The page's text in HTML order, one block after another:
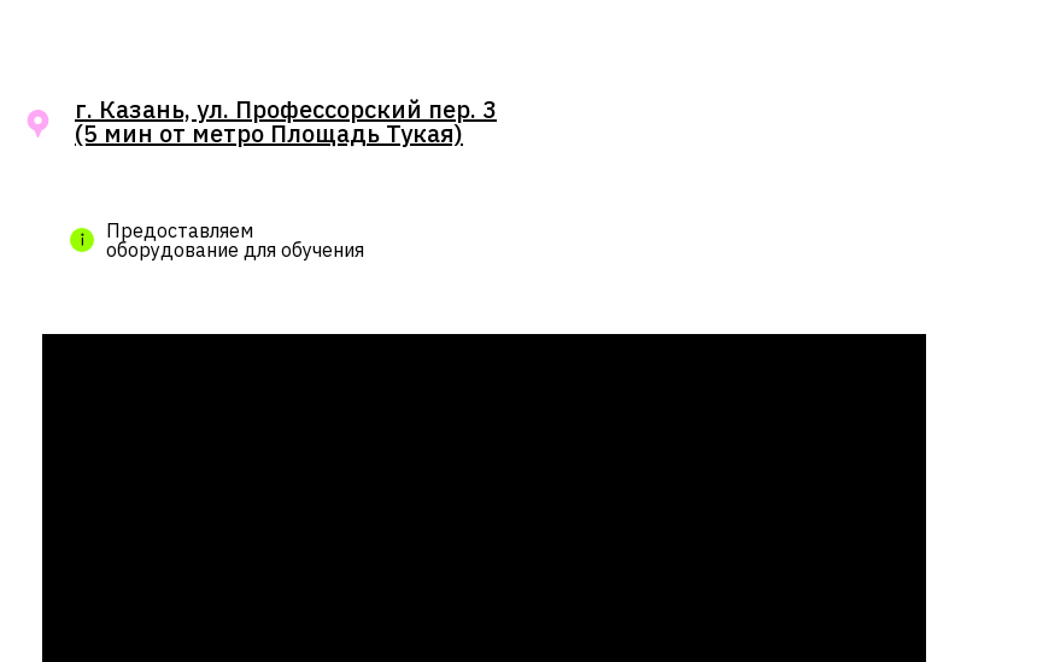
г. Казань, ул. Профессорский пер. 3
(5 мин от метро Площадь Тукая)
Предоставляем
оборудование для обучения